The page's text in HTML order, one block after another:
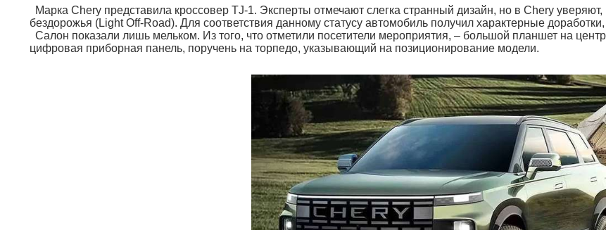
Марка Chery представила кроссовер TJ-1. Эксперты отмечают слегка странный дизайн, но в Chery
бездорожья (Light Off-Road). Для соответствия данному статусу автомобиль получил характерные
Салон показали лишь мельком. Из того, что отметили посетители мероприятия, – большой планшет на
цифровая приборная панель, поручень на торпедо, указывающий на позиционирование модели.